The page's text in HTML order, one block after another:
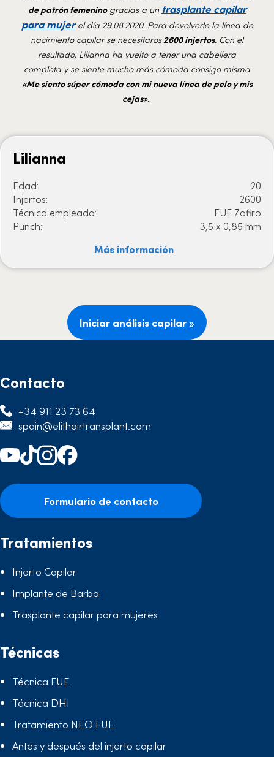
de patrón femeninogracias a un trasplante capilar
para mujerel día 29.08.2020. Para devolverle la línea de
nacimiento capilar se necesitaros2600 injertos. Con el
resultado, Lilianna ha vuelto a tener una cabellera
completa y se siente mucho más cómoda consigo misma
«Me siento súper cómoda con mi nueva línea de pelo y mis
cejas».
Lilianna
Edad:
20
Injertos:
2600
Técnica empleada:
FUE Zafiro
Punch:
3,5 x 0,85 mm
Más información
Iniciar análisis capilar »
Contacto
+34 911 23 73 64
spain@elithairtransplant.com
Formulario de contacto
Tratamientos
Injerto Capilar
Implante de Barba
Trasplante capilar para mujeres
Técnicas
Técnica FUE
Técnica DHI
Tratamiento NEO FUE
Antes y después del injerto capilar